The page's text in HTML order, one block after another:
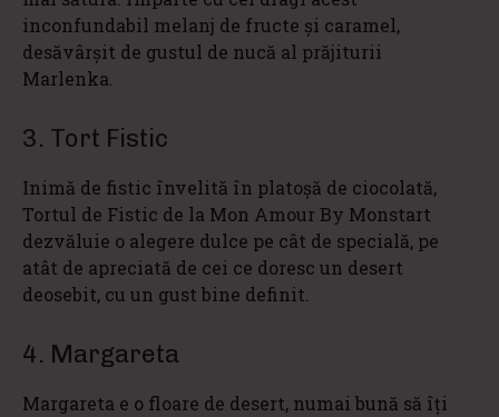
inconfundabil melanj de fructe şi caramel,
desăvârşit de gustul de nucă al prăjiturii
Marlenka.
3. Tort Fistic
Inimă de fistic învelită în platoşă de ciocolată,
Tortul de Fistic de la Mon Amour By Monstart
dezvăluie o alegere dulce pe cât de specială, pe
atât de apreciată de cei ce doresc un desert
deosebit, cu un gust bine definit.
4. Margareta
Margareta e o floare de desert, numai bună să îţi